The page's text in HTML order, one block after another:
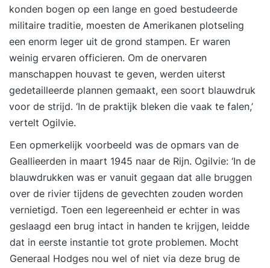
konden bogen op een lange en goed bestudeerde
militaire traditie, moesten de Amerikanen plotseling
een enorm leger uit de grond stampen. Er waren
weinig ervaren officieren. Om de onervaren
manschappen houvast te geven, werden uiterst
gedetailleerde plannen gemaakt, een soort blauwdruk
voor de strijd. ‘In de praktijk bleken die vaak te falen,’
vertelt Ogilvie.
Een opmerkelijk voorbeeld was de opmars van de
Geallieerden in maart 1945 naar de Rijn. Ogilvie: ‘In de
blauwdrukken was er vanuit gegaan dat alle bruggen
over de rivier tijdens de gevechten zouden worden
vernietigd. Toen een legereenheid er echter in was
geslaagd een brug intact in handen te krijgen, leidde
dat in eerste instantie tot grote problemen. Mocht
Generaal Hodges nou wel of niet via deze brug de